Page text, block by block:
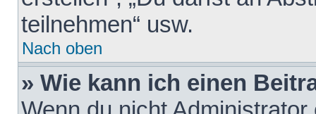
teilnehmen“ usw.
Nach oben
» Wie kann ich einen